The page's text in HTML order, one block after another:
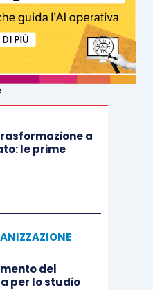
a
le prime
del
per lo studio